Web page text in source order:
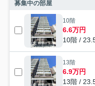
募集中の部屋
10階
6.6万円
10階 /
13階
6.9万円
13階 /